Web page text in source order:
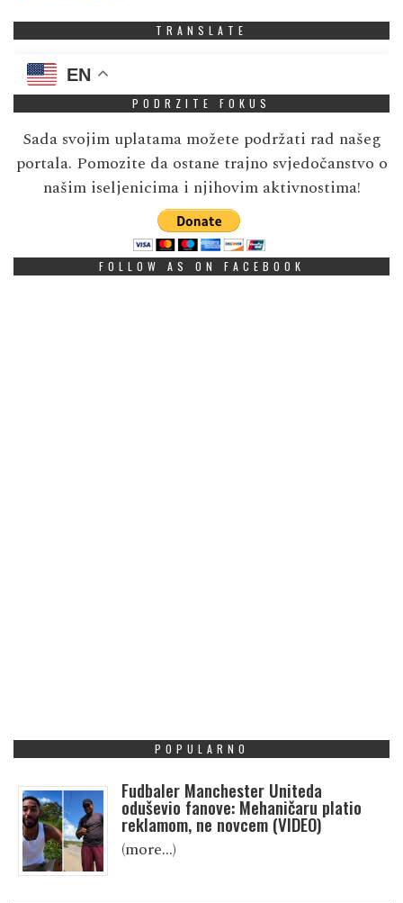
TRANSLATE
EN
PODRZITE FOKUS
Sada svojim uplatama možete podržati rad našeg
portala. Pomozite da ostane trajno svjedočanstvo o
našim iseljenicima i njihovim aktivnostima!
FOLLOW AS ON FACEBOOK
POPULARNO
Fudbaler Manchester Uniteda
oduševio fanove: Mehaničaru platio
reklamom, ne novcem (VIDEO)
(more…)